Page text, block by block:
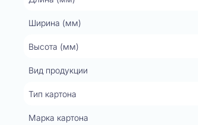
Ширина (мм)
Высота (мм)
Вид продукции
Тип картона
Марка картона